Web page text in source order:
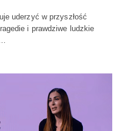
uderzyć w przyszłość
i prawdziwe ludzkie